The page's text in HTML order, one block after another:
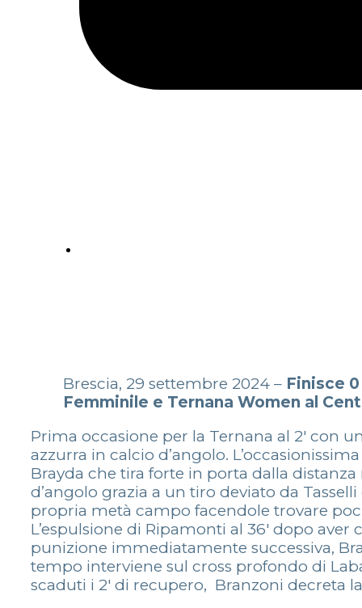
Brescia, 29 settembre 2024 – Finisce
Femminile e Ternana Women al
Prima occasione per la Ternana al 2′ con
azzurra in calcio d’angolo.
Brayda che tira forte in porta dalla
d’angolo grazia a un tiro deviato da
propria metà campo facendole trovare
L’espulsione di Ripamonti al 36′ dopo
punizione immediatamente successiva,
tempo interviene sul cross profondo di
scaduti i 2′ di recupero, Branzoni decreta